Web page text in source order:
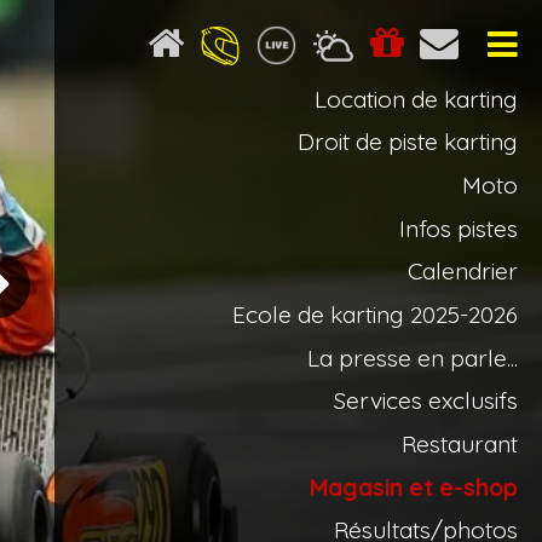
Location de karting
Droit de piste karting
Moto
Infos pistes
Calendrier
Ecole de karting 2025-2026
La presse en parle...
Services exclusifs
Restaurant
Magasin et e-shop
Résultats/photos
OBLIGATOIRES
OBLIGATOIRES